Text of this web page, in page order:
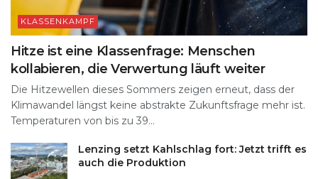
KLASSENKAMPF
Hitze ist eine Klassenfrage: Menschen
kollabieren, die Verwertung läuft weiter
Die Hitzewellen dieses Sommers zeigen erneut, dass der
Klimawandel längst keine abstrakte Zukunftsfrage mehr ist.
Temperaturen von bis zu 39...
Lenzing setzt Kahlschlag fort: Jetzt trifft es
auch die Produktion